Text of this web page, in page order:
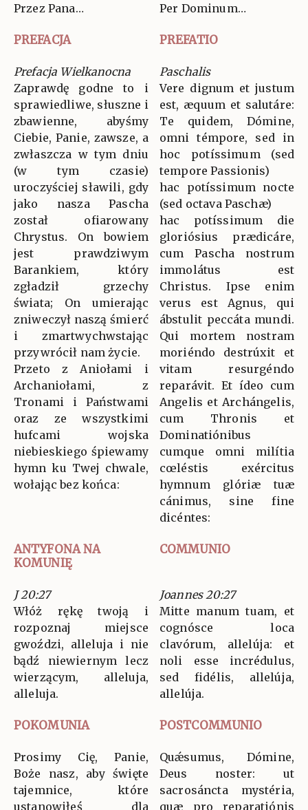
Przez Pana…
Per Dominum…
PREFACJA PREFATIO
Prefacja Wielkanocna
Zaprawdę godne to i
sprawiedliwe, słuszne i
zbawienne, abyśmy
Ciebie, Panie, zawsze, a
zwłaszcza w tym dniu
(w tym czasie)
uroczyściej sławili, gdy
jako nasza Pascha
został ofiarowany
Chrystus. On bowiem
jest prawdziwym
Barankiem, który
zgładził grzechy
świata; On umierając
zniweczył naszą śmierć
i zmartwychwstając
przywrócił nam życie.
Przeto z Aniołami i
Archaniołami, z
Tronami i Państwami
oraz ze wszystkimi
hufcami wojska
niebieskiego śpiewamy
hymn ku Twej chwale,
wołając bez końca:
Paschalis
Vere dignum et justum
est, æquum et salutáre:
Te quidem, Dómine,
omni témpore, sed in
hoc potíssimum (sed
tempore Passionis)
hac potíssimum nocte
(sed octava Paschæ)
hac potíssimum die
gloriósius prædicáre,
cum Pascha nostrum
immolátus est
Christus. Ipse enim
verus est Agnus, qui
ábstulit peccáta mundi.
Qui mortem nostram
moriéndo destrúxit et
vitam resurgéndo
reparávit. Et ídeo cum
Angelis et Archángelis,
cum Thronis et
Dominatiónibus
cumque omni milítia
cœléstis exércitus
hymnum glóriæ tuæ
cánimus, sine fine
dicéntes:
ANTYFONA NA
KOMUNIĘ
COMMUNIO
J 20:27
Włóż rękę twoją i
rozpoznaj miejsce
gwoździ, alleluja i nie
bądź niewiernym lecz
wierzącym, alleluja,
alleluja.
Joannes 20:27
Mitte manum tuam, et
cognósce loca
clavórum, allelúja: et
noli esse incrédulus,
sed fidélis, allelúja,
allelúja.
POKOMUNIA POSTCOMMUNIO
Prosimy Cię, Panie,
Boże nasz, aby święte
tajemnice, które
ustanowiłeś dla
Quǽsumus, Dómine,
Deus noster: ut
sacrosáncta mystéria,
quæ pro reparatiónis